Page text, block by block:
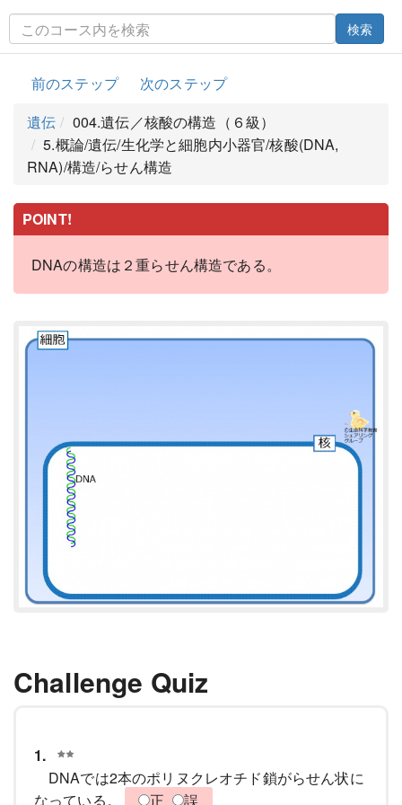
検索
前のステップ
次のステップ
遺伝
004.遺伝／核酸の構造（６級）
5.概論/遺伝/生化学と細胞内小器官/核酸(DNA,
RNA)/構造/らせん構造
POINT!
DNAの構造は２重らせん構造である。
Challenge Quiz
1.
DNAでは2本のポリヌクレオチド鎖がらせん状に
なっている。
正 誤